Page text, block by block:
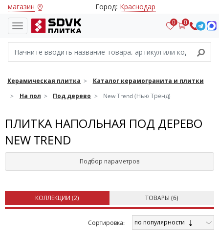
магазин Город: Краснодар
0 0
Керамическая плитка
Каталог керамогранита и плитки
На пол
Под дерево New Trend (Нью Тренд)
ПЛИТКА НАПОЛЬНАЯ ПОД ДЕРЕВО
NEW TREND
Подбор параметров
КОЛЛЕКЦИИ (2) ТОВАРЫ (6)
Cортировка: по популярности